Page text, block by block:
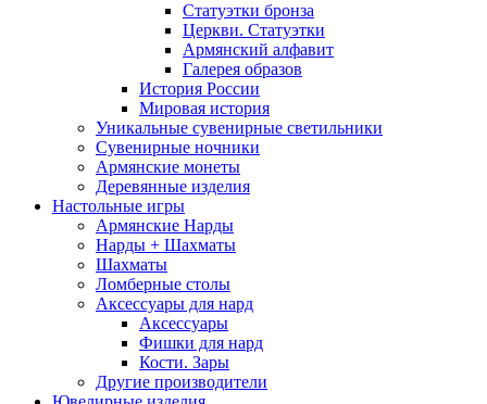
Статуэтки бронза
Церкви. Статуэтки
Армянский алфавит
Галерея образов
История России
Мировая история
Уникальные сувенирные светильники
Сувенирные ночники
Армянские монеты
Деревянные изделия
Настольные игры
Армянские Нарды
Нарды + Шахматы
Шахматы
Ломберные столы
Аксессуары для нард
Аксессуары
Фишки для нард
Кости. Зары
Другие производители